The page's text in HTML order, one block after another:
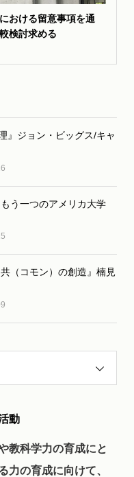
おける留意事項を通
検討求める
』ジョン・ビッグス/キャ
う一つのアメリカ大学
（コモン）の創造』楠見
動
教科学力の育成にと
力の育成に向けて、